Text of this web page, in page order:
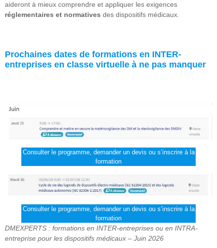
aideront à mieux comprendre et appliquer les exigences
réglementaires et normatives des dispositifs médicaux.
Prochaines dates de formations en INTER-
entreprises en classe virtuelle à ne pas manquer
Consulter le programme, demander un devis ou s’inscrire à la
formation
Consulter le programme, demander un devis ou s’inscrire à la
formation
DMEXPERTS : formations en INTER-entreprises ou en INTRA-
entreprise pour les dispositifs médicaux – Juin 2026